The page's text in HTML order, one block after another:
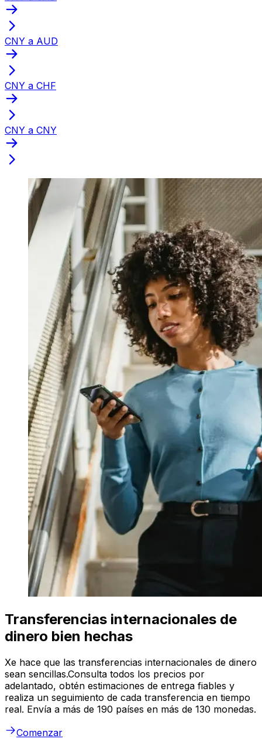
CNY a AUD
CNY a CHF
CNY a CNY
Transferencias internacionales de
dinero bien hechas
Xe hace que las transferencias internacionales de dinero
sean sencillas.Consulta todos los precios por
adelantado, obtén estimaciones de entrega fiables y
realiza un seguimiento de cada transferencia en tiempo
real. Envía a más de 190 países en más de 130 monedas.
Comenzar